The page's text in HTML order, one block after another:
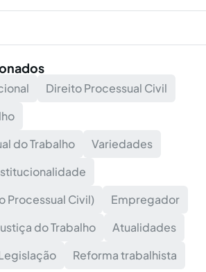
Direito Processual Civil
do Trabalho
Variedades
Processual Civil)
Empregador
do Trabalho
Atualidades
Reforma trabalhista